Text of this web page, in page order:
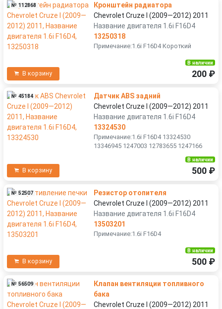
№ 112868
Кронштейн радиатора
Chevrolet Cruze I (2009—2012) 2011
Название двигателя 1.6i F16D4
13250318
Примечание:1.6i F16D4 Короткий
В корзину
В наличии
200 ₽
№ 45184
Датчик ABS задний
Chevrolet Cruze I (2009—2012) 2011
Название двигателя 1.6i F16D4
13324530
Примечание:1.6i F16D4 13324530
13346945 1247003 12783655 1247166
В корзину
В наличии
500 ₽
№ 52507
Резистор отопителя
Chevrolet Cruze I (2009—2012) 2011
Название двигателя 1.6i F16D4
13503201
Примечание:1.6i F16D4
В корзину
В наличии
500 ₽
№ 56509
Клапан вентиляции топливного
бака
Chevrolet Cruze I (2009—2012) 2011